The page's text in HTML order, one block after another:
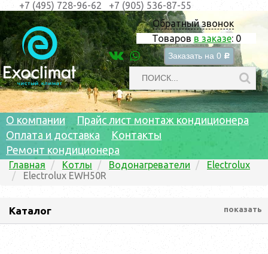
Обратный звонок
Товаров в заказе: 0
Заказать на 0 c
+7 (495) 728-96-62 +7 (905) 536-87-55
О компании
Прайс лист монтаж кондиционера
Оплата и доставка
Контакты
Ремонт кондиционера
Главная Котлы Водонагреватели
Electrolux
Electrolux EWH50R
Каталог показать